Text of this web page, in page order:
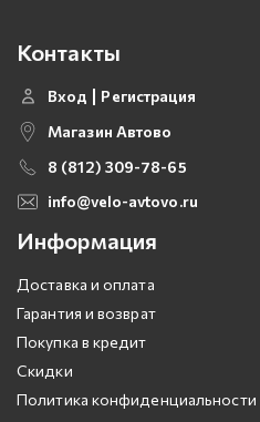
Контакты
Вход
Регистрация
Магазин Автово
8 (812) 309-78-65
info@velo-avtovo.ru
Информация
Доставка и оплата
Гарантия и возврат
Покупка в кредит
Скидки
Политика конфиденциальности